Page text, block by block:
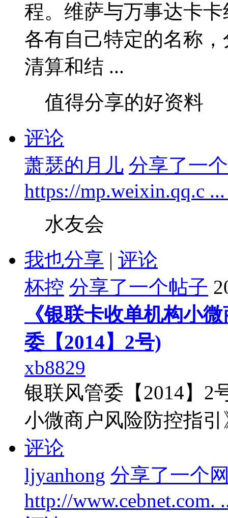
程。维萨与万事达卡
各有自己特定的名称
清算和结 ...
值得分享的好资料
评论
萧瑟的月儿 分享了一
https://mp.weixin.qq.c
水友会
我也分享 | 评论
杯控 分享了一个帖子
《银联卡收单机构小
委【2014】2号)
xb8829
银联风管委【2014】2
小微商户风险防控指
评论
ljyanhong 分享了一个
http://www.cebnet.com.